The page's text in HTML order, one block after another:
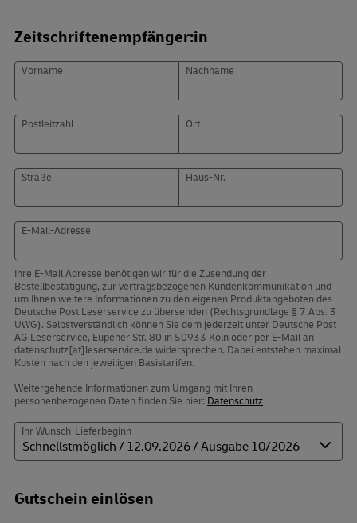
Zeitschriftenempfänger:in
Vorname Nachname
Postleitzahl Ort
Straße Haus-Nr.
E-Mail-Adresse
Ihre E-Mail Adresse benötigen wir für die Zusendung der
Bestellbestätigung, zur vertragsbezogenen Kundenkommunikation und
um Ihnen weitere Informationen zu den eigenen Produktangeboten des
Deutsche Post Leserservice zu übersenden (Rechtsgrundlage § 7 Abs. 3
UWG). Selbstverständlich können Sie dem jederzeit unter Deutsche Post
AG Leserservice, Eupener Str. 80 in 50933 Köln oder per E-Mail an
datenschutz[at]leserservice.de widersprechen. Dabei entstehen maximal
Kosten nach den jeweiligen Basistarifen.
Weitergehende Informationen zum Umgang mit Ihren
personenbezogenen Daten finden Sie hier: Datenschutz
Ihr Wunsch-Lieferbeginn
Gutschein einlösen